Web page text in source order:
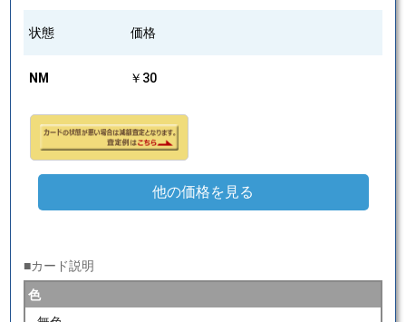
状態 価格
NM ￥30
他の価格を見る
■カード説明
色